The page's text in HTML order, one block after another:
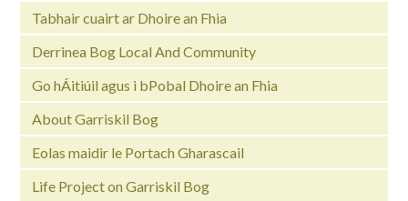
Tabhair cuairt ar Dhoire an Fhia
Derrinea Bog Local And Community
Go hÁitiúil agus i bPobal Dhoire an Fhia
About Garriskil Bog
Eolas maidir le Portach Gharascail
Life Project on Garriskil Bog